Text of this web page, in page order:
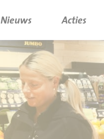
Nieuws Acties